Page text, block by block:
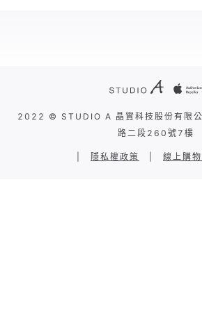
2022 © STUDIO A 晶實科技股份有限公
路二段260號7樓
隱私權政策 線上購